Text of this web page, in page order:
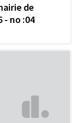
de
- no :04